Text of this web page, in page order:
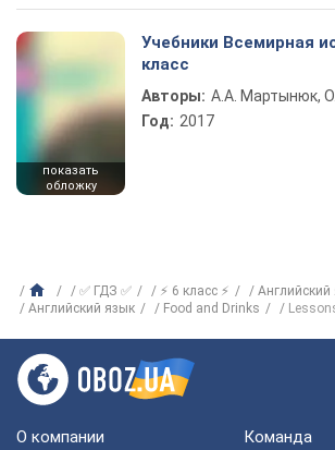
показать
обложку
Учебники Всемирная
класс
Авторы: А.А. Мартынюк,
Год: 2017
✅ ГДЗ ✅ ⚡ 6 класс ⚡
Английский язык
Food and Drinks
О компании Команда